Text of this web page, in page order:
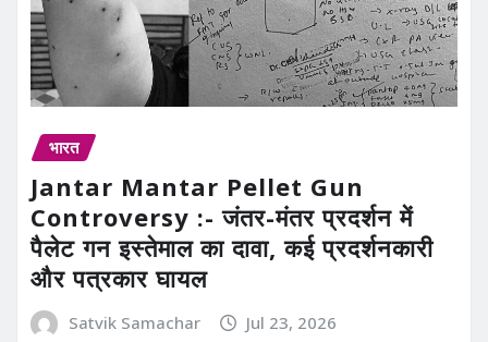
भारत
Jantar Mantar Pellet Gun
Controversy :- जंतर-मंतर प्रदर्शन में
पैलेट गन इस्तेमाल का दावा, कई प्रदर्शनकारी
और पत्रकार घायल
Satvik Samachar Jul 23, 2026